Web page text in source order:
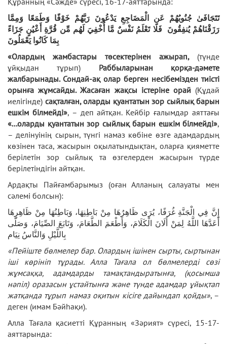
تَتَجَافَىٰ جُنُوبُهُمْ عَنِ الْمَضَاجِعِ يَدْعُونَ رَبَّهُمْ خَوْفًا وَطَمَعًا وَمِمَّا
رَزَقْنَاهُمْ يُنفِقُونَ فَلَا تَعْلَمُ نَفْسٌ مَّا أُخْفِيَ لَهُم مِّن قُرَّةِ أَعْيُنٍ جَزَاءً
بِمَا كَانُوا يَعْمَلُونَ
«Олардың жамбастары төсектерінен ажырап, (түнде
ұйқыдан тұрып) Раббыларынан қорқа-дәмете
жалбарынады. Сондай-ақ олар берген несібемізден тиісті
орынға жұмсайды. Жасаған жақсы істеріне орай (Құдай
иелігінде) сақталған, оларды қуантатын зор сыйлық барын
ешкім білмейді», – деп айтқан. Кейбір ғалымдар аяттағы
«...оларды қуантатын зор сыйлық барын ешкім білмейді»,
– делінуінің сырын, түнгі намаз көбіне өзге адамдардың
көзінен таса, жасырын оқылатындықтан, оларға қияметте
берілетін зор сыйлық та өзгелерден жасырын түрде
берілетіндігін айтқан.
Ардақты Пайғамбарымыз (оған Алланың салауаты мен
сәлемі болсын):
إِنَّ فِي الْجَنَّةِ غُرَفًا، يُرَى ظَاهِرُهَا مِنْ بَاطِنِهَا، وَبَاطِنُهَا مِنْ ظَاهِرِهَا
أَعَدَّهَا اللَّهُ لِمَنْ أَلَانَ الْكَلَامَ، وَأَطْعَمَ الطَّعَامَ، وَتَابَعَ الصِّيَامَ، وَصَلَّى
بِاللَّيْلِ وَالنَّاسُ نِيَام
«Пейіште бөлмелер бар. Олардың ішінен сырты, сыртынан
іші көрініп тұрады. Алла Тағала ол бөлмелерді сөзі
жұмсаққа, адамдарды тамақтандыратынға, (қосымша
нәпіл) оразасын ұстайтынға және түнде адамдар ұйықтап
жатқанда тұрып намаз оқитын кісіге дайындап қойды», –
деген (имам Бәйһақи).
Алла Тағала қасиетті Құранның «Зәрият» сүресі, 15-17-
аяттарында: